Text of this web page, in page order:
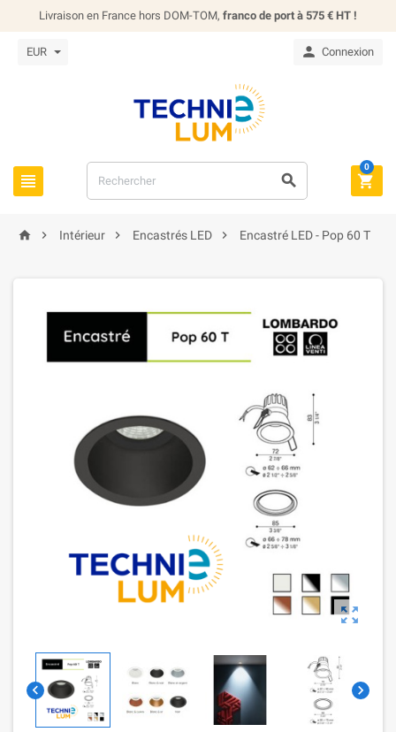
Livraison en France hors DOM-TOM, franco de port à 575 € HT !
EUR  Connexion
  
0
  Intérieur  Encastrés LED  Encastré LED - Pop 60 T

 